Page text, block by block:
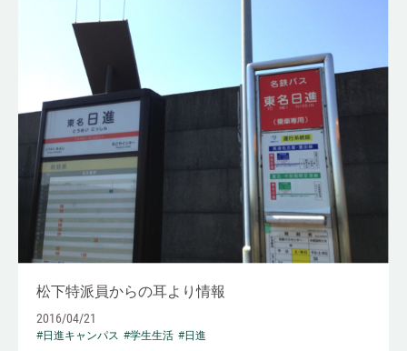
松下特派員からの耳より情報
2016/04/21
#日進キャンパス #学生生活 #日進